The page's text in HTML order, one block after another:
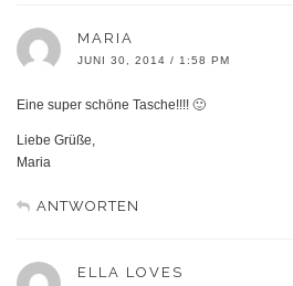
MARIA
JUNI 30, 2014 / 1:58 PM
Eine super schöne Tasche!!!! 🙂
Liebe Grüße,
Maria
ANTWORTEN
ELLA LOVES